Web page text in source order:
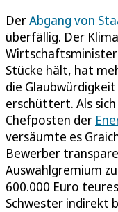
DerAbgang von
überfällig. Der
Stücke hält, hat
die
erschüttert. Als
Chefposten der
versäumte es
Bewerber
Auswahlgremium
600.000 Euro
Schwester indirekt